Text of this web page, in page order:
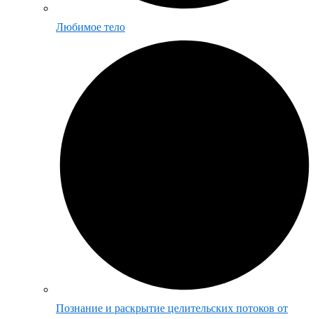
Любимое тело
Познание и раскрытие целительских потоков от